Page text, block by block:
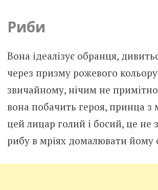
Риби
Вона ідеалізує обранця,
через призму рожевого
звичайному, нічим не
вона побачить героя, принца з
цей лицар голий і босий, це не
рибу в мріях домалювати йому